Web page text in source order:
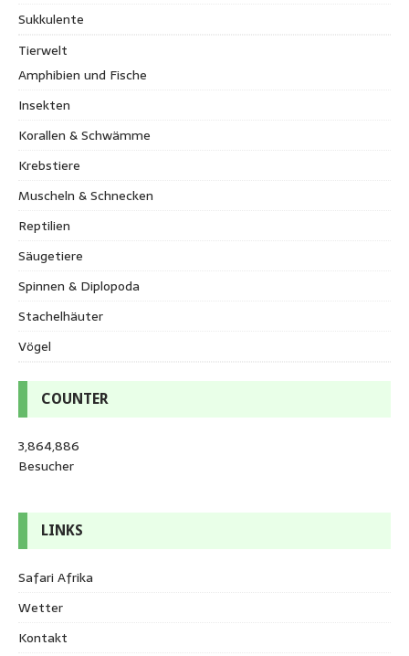
Sukkulente
Tierwelt
Amphibien und Fische
Insekten
Korallen & Schwämme
Krebstiere
Muscheln & Schnecken
Reptilien
Säugetiere
Spinnen & Diplopoda
Stachelhäuter
Vögel
COUNTER
3,864,886
Besucher
LINKS
Safari Afrika
Wetter
Kontakt